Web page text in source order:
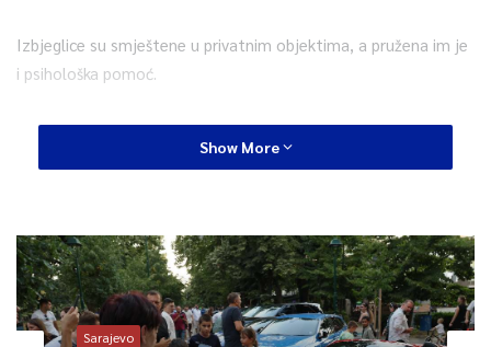
Izbjeglice su smještene u privatnim objektima, a pružena im je
i psihološka pomoć.
– S njima na terenu je psiholog Crvenog križa zajedno s
volonterima. Jučer su organizovane i kreativne radionice za
Dodala je kako o novim dolascima ukrajinskih izbjeglica za sada
nema podataka.
Show More
Sarajevo